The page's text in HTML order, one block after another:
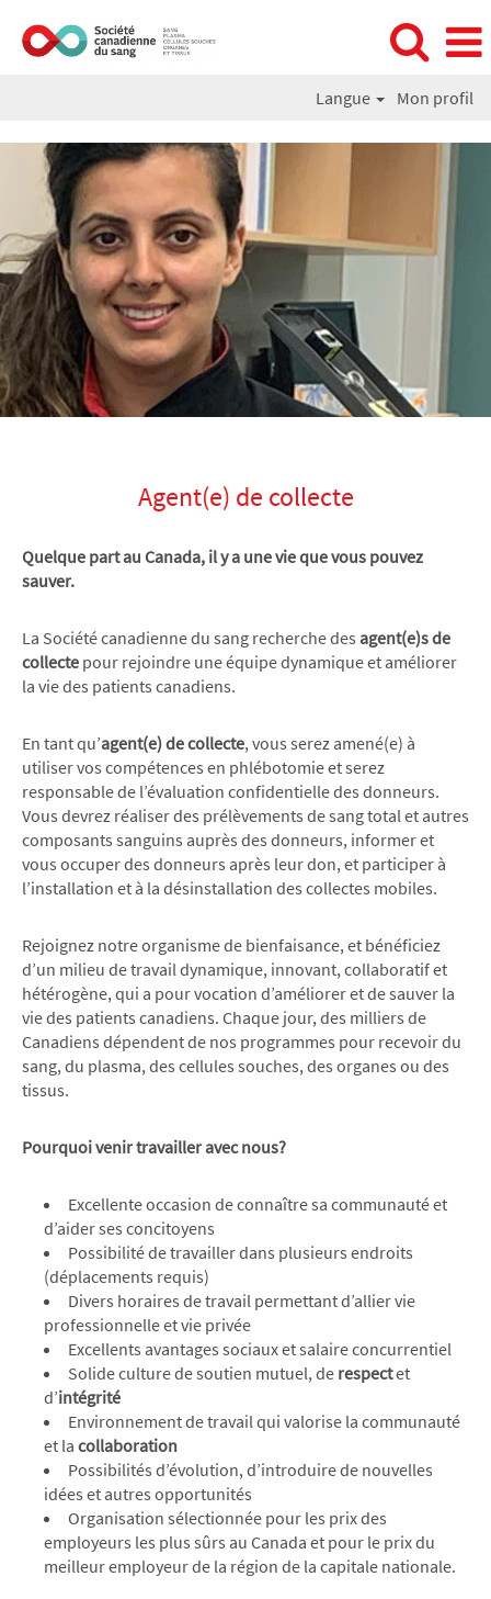
Langue Mon profil
collecte
(phlébotomiste)
Agent(e) de collecte
Quelque part au Canada, il y a une vie que vous pouvez
sauver.
La Société canadienne du sang recherche des agent(e)s de
collecte pour rejoindre une équipe dynamique et améliorer
la vie des patients canadiens.
En tant qu’agent(e) de collecte, vous serez amené(e) à
utiliser vos compétences en phlébotomie et serez
responsable de l’évaluation confidentielle des donneurs.
Vous devrez réaliser des prélèvements de sang total et autres
composants sanguins auprès des donneurs, informer et
vous occuper des donneurs après leur don, et participer à
l’installation et à la désinstallation des collectes mobiles.
Rejoignez notre organisme de bienfaisance, et bénéficiez
d’un milieu de travail dynamique, innovant, collaboratif et
hétérogène, qui a pour vocation d’améliorer et de sauver la
vie des patients canadiens. Chaque jour, des milliers de
Canadiens dépendent de nos programmes pour recevoir du
sang, du plasma, des cellules souches, des organes ou des
tissus.
Pourquoi venir travailler avec nous?
Excellente occasion de connaître sa communauté et
d’aider ses concitoyens
Possibilité de travailler dans plusieurs endroits
(déplacements requis)
Divers horaires de travail permettant d’allier vie
professionnelle et vie privée
Excellents avantages sociaux et salaire concurrentiel
Solide culture de soutien mutuel, de respectet
d’intégrité
Environnement de travail qui valorise la communauté
et la collaboration
Possibilités d’évolution, d’introduire de nouvelles
idées et autres opportunités
Organisation sélectionnée pour les prix des
employeurs les plus sûrs au Canada et pour le prix du
meilleur employeur de la région de la capitale nationale.